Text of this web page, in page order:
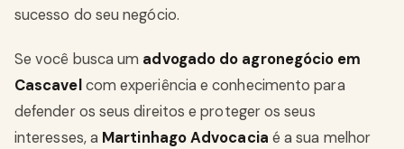
sucesso do seu negócio.
Se você busca um advogado do agronegócio em
Cascavelcom experiência e conhecimento para
defender os seus direitos e proteger os seus
interesses, a Martinhago Advocacia é a sua melhor